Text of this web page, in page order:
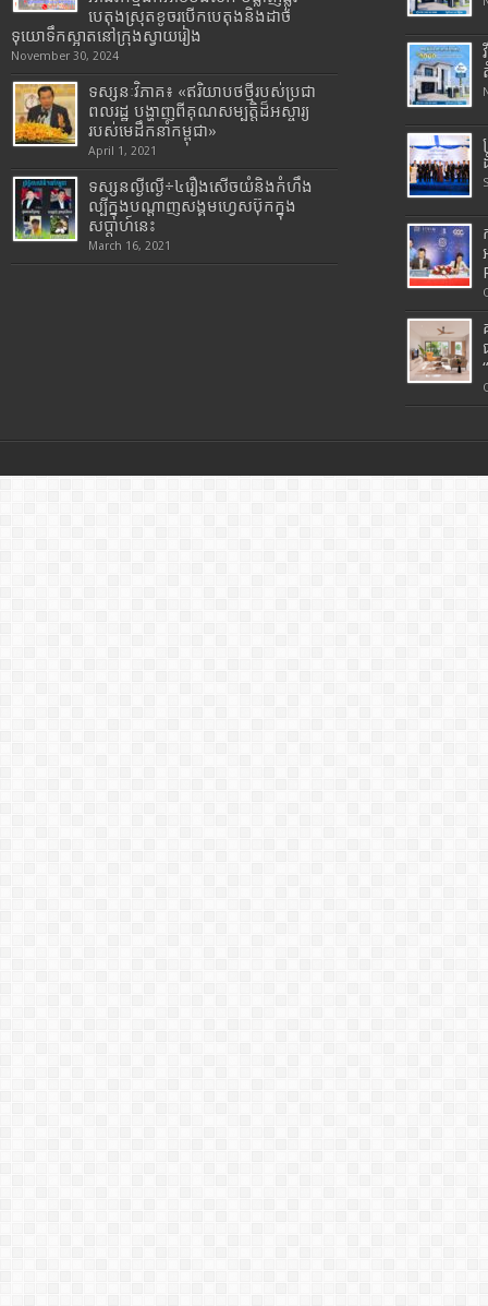
បេតុងស្រុតខូចរបើកបេតុងនិងដាច់
ទុយោទឹកស្អាតនៅក្រុងស្វាយរៀង
November 30, 2024
ទស្សនៈវិភាគ៖ «ឥរិយាបថថ្មីរបស់ប្រជា
ពលរដ្ឋ បង្ហាញពីគុណសម្បត្តិដ៏អស្ចារ្យ
របស់មេដឹកនាំកម្ពុជា»
April 1, 2021
ទស្សនល្ងីល្ងើ÷៤រឿងសើចយំនិងកំហឹង
ល្បីក្នុងបណ្តាញសង្គមហ្វេសប៊ុកក្នុង
សប្តាហ៍នេះ
March 16, 2021